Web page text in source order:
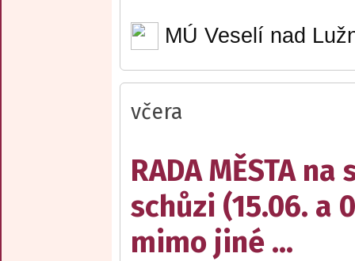
MÚ Veselí nad
včera
RADA MĚSTA na
schůzi (15.06. a
mimo jiné ...